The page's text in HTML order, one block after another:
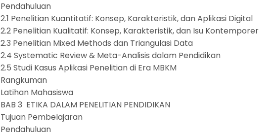
Pendahuluan
2.1 Penelitian Kuantitatif: Konsep, Karakteristik, dan Aplikasi Digital
2.2 Penelitian Kualitatif: Konsep, Karakteristik, dan Isu Kontemporer
2.3 Penelitian Mixed Methods dan Triangulasi Data
2.4 Systematic Review & Meta-Analisis dalam Pendidikan
2.5 Studi Kasus Aplikasi Penelitian di Era MBKM
Rangkuman
Latihan Mahasiswa
BAB 3 ETIKA DALAM PENELITIAN PENDIDIKAN
Tujuan Pembelajaran
Pendahuluan